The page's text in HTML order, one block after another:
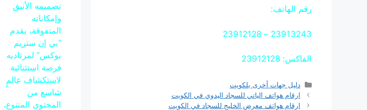
رقم الهاتف:
23913243 – 23912128
الفاكس: 23912128
التصنيفات
دليل جهات أخرى بلكويت
ارقام هواتف الياتي للسجاد اليدوي في الكويت
ارقام هواتف معرض الخليج للسجاد في الكويت
تصميمه الأنيق
وإمكاناته
المتفوقة، يقدم
“بي إن ستريم
بوكس” لمرتاديه
فرصة استثنائية
لاستكشاف عالمٍ
شاسع من
المحتوى المتنوع،